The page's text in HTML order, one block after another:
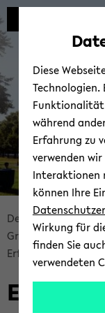
Bread­
crumb
über­
sprin­
gen
und
De­zer­nat
Grün­dung und
Er­fin­dun­gen und
Diese
Technologien.
Funktionalität
während
Erfahrung zu
verwenden
Interaktionen
können Ihre
Wirkung für
finden Sie
verwendeten